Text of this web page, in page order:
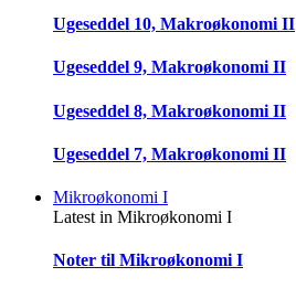
Ugeseddel 10, Makroøkonomi II
Ugeseddel 9, Makroøkonomi II
Ugeseddel 8, Makroøkonomi II
Ugeseddel 7, Makroøkonomi II
Mikroøkonomi I
Latest in Mikroøkonomi I
Noter til Mikroøkonomi I